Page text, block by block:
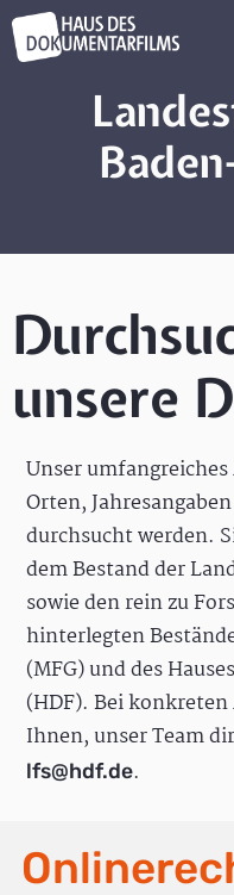
unsere
Unser
Orten,
durchsucht werden.
dem Bestand der
sowie den rein zu
hinterlegten
(MFG) und des
(HDF). Bei
Ihnen, unser Team
lfs@hdf.de.